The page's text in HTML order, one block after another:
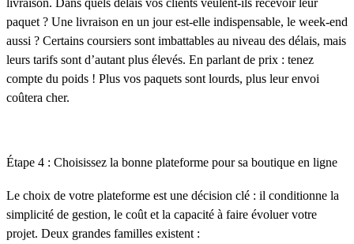
livraison. Dans quels délais vos clients veulent-ils recevoir leur
paquet ? Une livraison en un jour est-elle indispensable, le week-end
aussi ? Certains coursiers sont imbattables au niveau des délais, mais
leurs tarifs sont d’autant plus élevés. En parlant de prix : tenez
compte du poids ! Plus vos paquets sont lourds, plus leur envoi
coûtera cher.
Étape 4 : Choisissez la bonne plateforme pour sa boutique en ligne
Le choix de votre plateforme est une décision clé : il conditionne la
simplicité de gestion, le coût et la capacité à faire évoluer votre
projet. Deux grandes familles existent :